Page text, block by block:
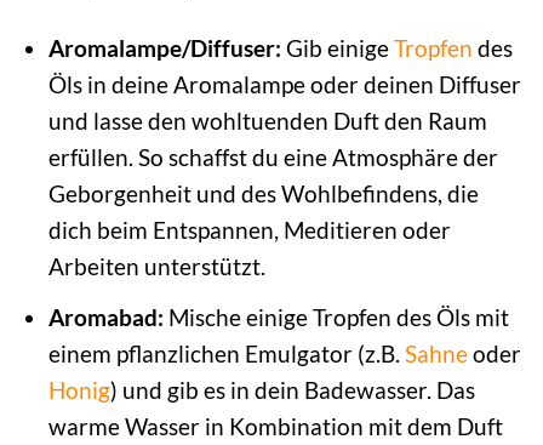
Aromalampe/Diffuser: Gib einigeTropfen des
Öls in deine Aromalampe oder deinen Diffuser
und lasse den wohltuenden Duft den Raum
erfüllen. So schaffst du eine Atmosphäre der
Geborgenheit und des Wohlbefindens, die
dich beim Entspannen, Meditieren oder
Arbeiten unterstützt.
Aromabad: Mische einige Tropfen des Öls mit
einem pflanzlichen Emulgator (z.B. Sahneoder
Honig) und gib es in dein Badewasser. Das
warme Wasser in Kombination mit dem Duft